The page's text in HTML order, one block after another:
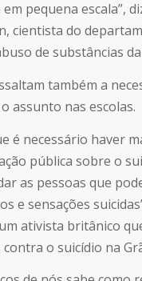
pequena escala”,
cientista do
de substâncias da
também a
assunto nas escolas.
é necessário haver
pública sobre o
as pessoas que
e sensações
ativista britânico
contra o suicídio na